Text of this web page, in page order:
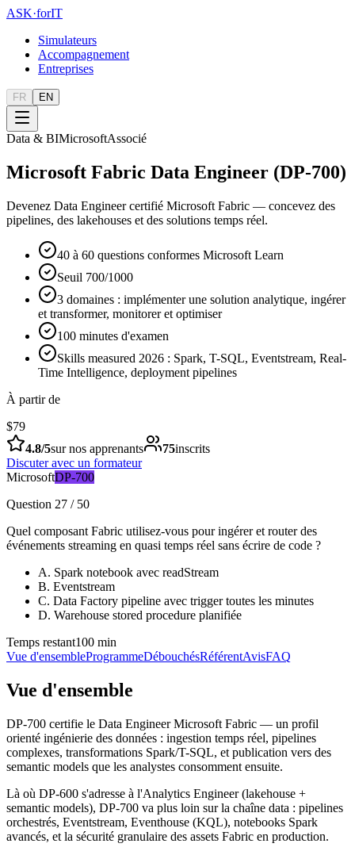
ASK·forIT
Simulateurs
Accompagnement
Entreprises
FR EN
Data & BIMicrosoftAssocié
Microsoft Fabric Data Engineer (DP-700)
Devenez Data Engineer certifié Microsoft Fabric — concevez des
pipelines, des lakehouses et des solutions temps réel.
40 à 60 questions conformes Microsoft Learn
Seuil 700/1000
3 domaines : implémenter une solution analytique, ingérer
et transformer, monitorer et optimiser
100 minutes d'examen
Skills measured 2026 : Spark, T-SQL, Eventstream, Real-
Time Intelligence, deployment pipelines
À partir de
$79
4.8/5sur nos apprenants 75inscrits
Discuter avec un formateur
MicrosoftDP-700
Question 27 / 50
Quel composant Fabric utilisez-vous pour ingérer et router des
événements streaming en quasi temps réel sans écrire de code ?
A. Spark notebook avec readStream
B. Eventstream
C. Data Factory pipeline avec trigger toutes les minutes
D. Warehouse stored procedure planifiée
Temps restant100 min
Vue d'ensembleProgrammeDébouchésRéférentAvisFAQ
Vue d'ensemble
DP-700 certifie le Data Engineer Microsoft Fabric — un profil
orienté ingénierie des données : ingestion temps réel, pipelines
complexes, transformations Spark/T-SQL, et publication vers des
semantic models que les analystes consomment ensuite.
Là où DP-600 s'adresse à l'Analytics Engineer (lakehouse +
semantic models), DP-700 va plus loin sur la chaîne data : pipelines
orchestrés, Eventstream, Eventhouse (KQL), notebooks Spark
avancés, et la sécurité granulaire des assets Fabric en production.